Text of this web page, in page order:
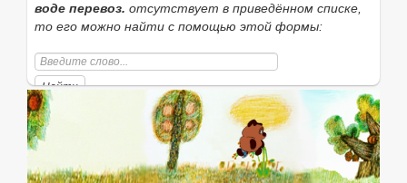
воде перевоз. отсутствует в приведённом списке,
то его можно найти с помощью этой формы:
Найти